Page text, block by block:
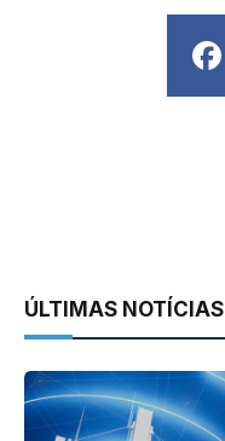
ÚLTIMAS NOTÍCIAS